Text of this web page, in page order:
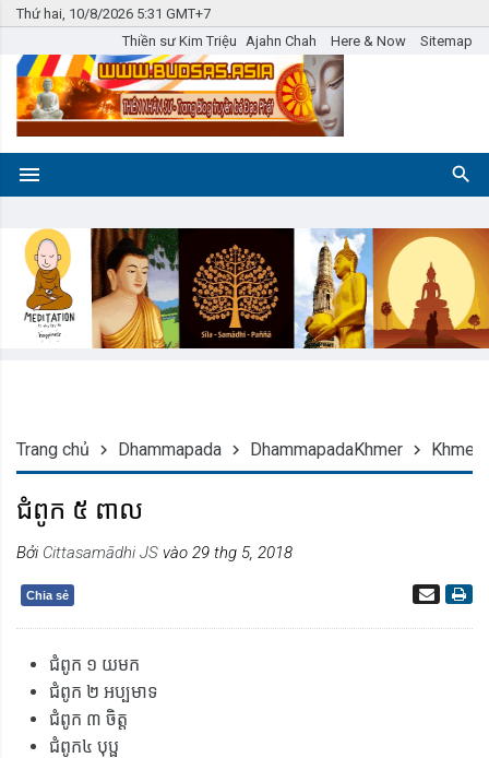
Thứ hai, 10/8/2026 5:31 GMT+7
Thiền sư Kim Triệu Ajahn Chah Here & Now Sitemap
Trang chủ Dhammapada DhammapadaKhmer Khmer
ជំពូក ៥ ពាល
Bởi Cittasamādhi JS vào 29 thg 5, 2018
Chia sẻ
ជំពូក ១ យមក
ជំពូក ២ អប្បមាទ
ជំពូក ៣ ចិត្ត
ជំពូក៤ បុប្ផ